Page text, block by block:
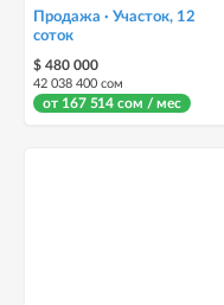
Продажа · Участок, 12
соток
$ 480 000
42 038 400 сом
от 167 514 сом / мес